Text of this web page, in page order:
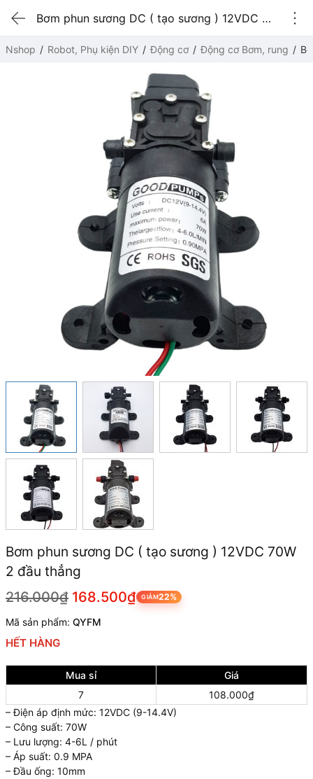
Bơm phun sương DC ( tạo sương ) 12VDC 70W 2 đầu thẳng
Nshop Robot, Phụ kiện DIY Động cơ Động cơ Bơm, rung
Bơm phun sương DC ( tạo sương ) 12VDC 70W
2 đầu thẳng
216.000₫ 168.500₫ GIẢM22%
Mã sản phẩm: QYFM
HẾT HÀNG
Mua sỉ
Giá
7
108.000₫
– Điện áp định mức: 12VDC (9-14.4V)
– Công suất: 70W
– Lưu lượng: 4-6L / phút
– Áp suất: 0.9 MPA
– Đầu ống: 10mm